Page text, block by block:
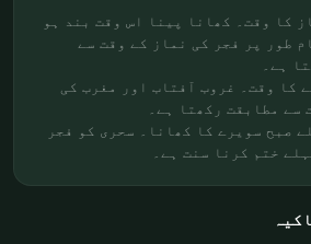
کا وقت۔ کھانا پینا اس وقت بند ہو
طور پر فجر کی نماز کے وقت سے
ہے۔
کا وقت۔ غروب آفتاب اور مغرب کی
سے مطابقت رکھتا ہے۔
صبح سویرے کا کھانا۔ سحری کو فجر
ختم کرنا سنت ہے۔